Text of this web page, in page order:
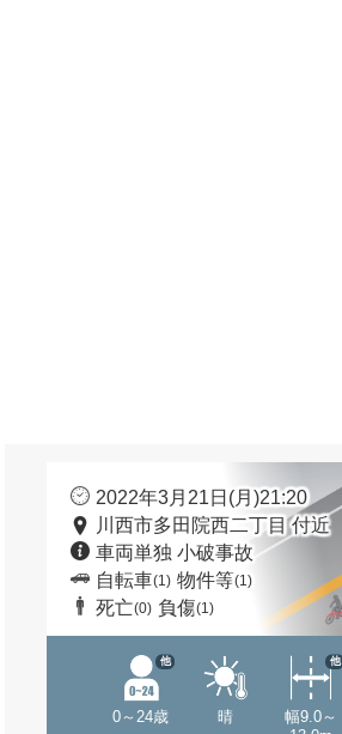
2022年3月21日(月)21:20
川西市多田院西二丁目 付近
車両単独 小破事故
自転車(1) 物件等(1)
死亡(0) 負傷(1)
0～24歳
他
晴
幅9.0～
他